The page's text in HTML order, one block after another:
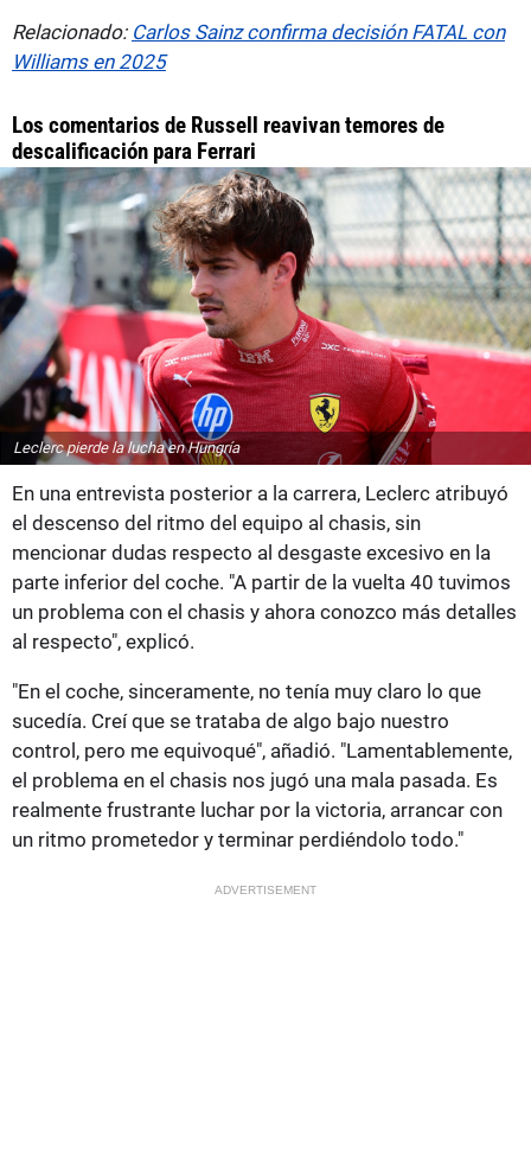
Relacionado: Carlos Sainz confirma decisión FATAL con
Williams en 2025
Los comentarios de Russell reavivan temores de
descalificación para Ferrari
Leclerc pierde la lucha en Hungría
En una entrevista posterior a la carrera, Leclerc atribuyó
el descenso del ritmo del equipo al chasis, sin
mencionar dudas respecto al desgaste excesivo en la
parte inferior del coche. "A partir de la vuelta 40 tuvimos
un problema con el chasis y ahora conozco más detalles
al respecto", explicó.
"En el coche, sinceramente, no tenía muy claro lo que
sucedía. Creí que se trataba de algo bajo nuestro
control, pero me equivoqué", añadió. "Lamentablemente,
el problema en el chasis nos jugó una mala pasada. Es
realmente frustrante luchar por la victoria, arrancar con
un ritmo prometedor y terminar perdiéndolo todo."
ADVERTISEMENT